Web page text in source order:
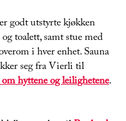
godt utstyrte kjøkken
toalett, samt stue med
i hver enhet. Sauna
seg fra Vierli til
hyttene og leilighetene.